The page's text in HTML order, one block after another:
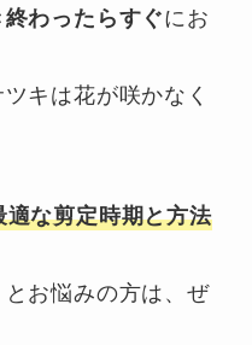
わったらすぐにお
キは花が咲かなく
適な剪定時期と方法
とお悩みの方は、ぜ